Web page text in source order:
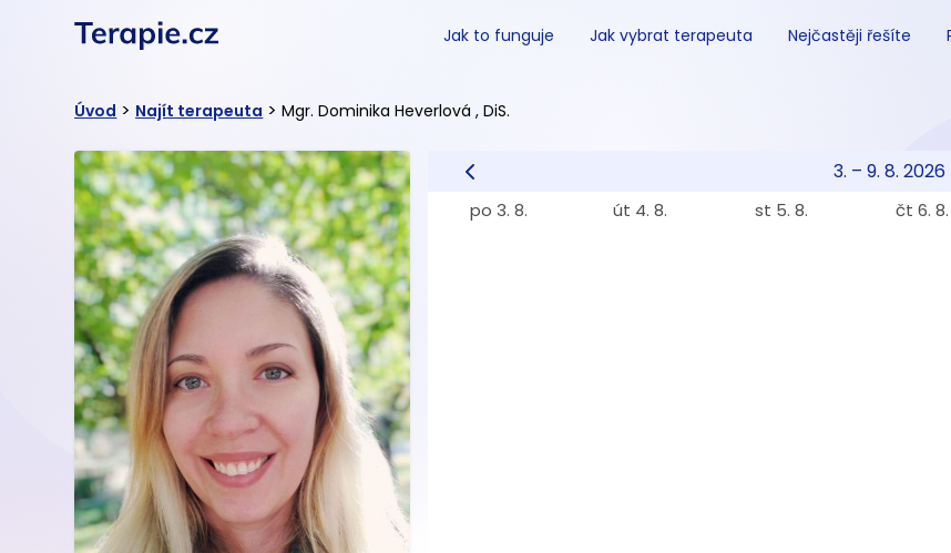
Jak to funguje Jak vybrat terapeuta Nejčastěji řešíte
Úvod > Najít terapeuta > Mgr. Dominika Heverlová , DiS.
3. – 9. 8. 2026
po 3. 8. út 4. 8. st 5. 8. čt 6. 8.